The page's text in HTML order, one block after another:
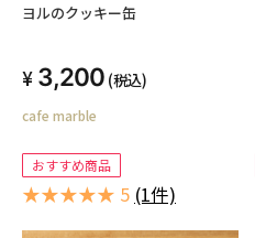
ヨルのクッキー缶
3,200 (税込)
cafe marble
おすすめ商品
★★★★★ 5 (1件)